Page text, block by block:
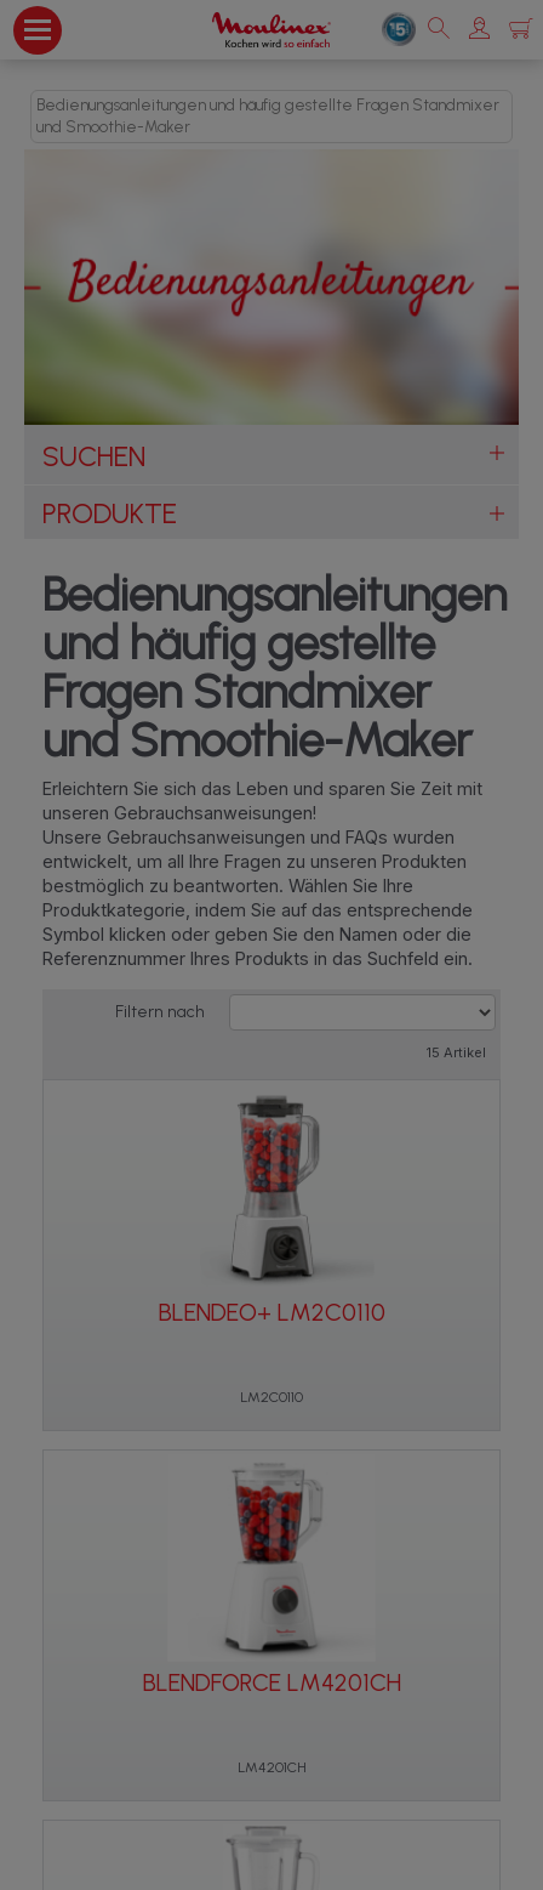
Bedienungsanleitungen und häufig gestellte Fragen Standmixer
und Smoothie-Maker
SUCHEN
PRODUKTE
Bedienungsanleitungen
und häufig gestellte
Fragen Standmixer
und Smoothie-Maker
Erleichtern Sie sich das Leben und sparen Sie Zeit mit
unseren Gebrauchsanweisungen!
Unsere Gebrauchsanweisungen und FAQs wurden
entwickelt, um all Ihre Fragen zu unseren Produkten
bestmöglich zu beantworten. Wählen Sie Ihre
Produktkategorie, indem Sie auf das entsprechende
Symbol klicken oder geben Sie den Namen oder die
Referenznummer Ihres Produkts in das Suchfeld ein.
Filtern nach
15 Artikel
BLENDEO+ LM2C0110
LM2C0110
BLENDFORCE LM4201CH
LM4201CH